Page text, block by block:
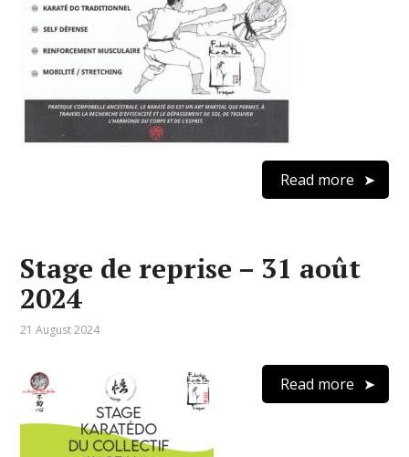
Read more
Stage de reprise – 31 août
2024
21 August 2024
Read more